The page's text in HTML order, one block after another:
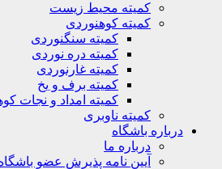
کمیته محیط زیست
کمیته کوهنوردی
کمیته سنگنوردی
کمیته دره نوردی
کمیته غارنوردی
کمیته برف و یخ
کمیته امداد و نجات کوهستان
کمیته ناوبری
باشگاه
درباره ما
آیین نامه پذیرش عضو باشگاه